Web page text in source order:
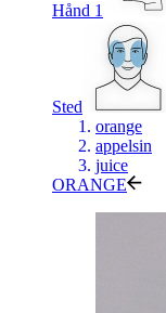
Hånd 1
Sted
orange
appelsin
juice
ORANGE